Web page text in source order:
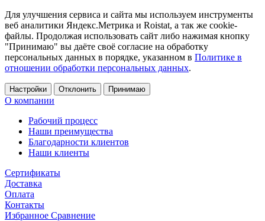
Для улучшения сервиса и сайта мы используем инструменты
веб аналитики Яндекс.Метрика и Roistat, а так же cookie-
файлы. Продолжая использовать сайт либо нажимая кнопку
"Принимаю" вы даёте своё согласие на обработку
персональных данных в порядке, указанном в Политике в
отношении обработки персональных данных.
Настройки Отклонить Принимаю
О компании
Рабочий процесс
Наши преимущества
Благодарности клиентов
Наши клиенты
Сертификаты
Доставка
Оплата
Контакты
Избранное Сравнение